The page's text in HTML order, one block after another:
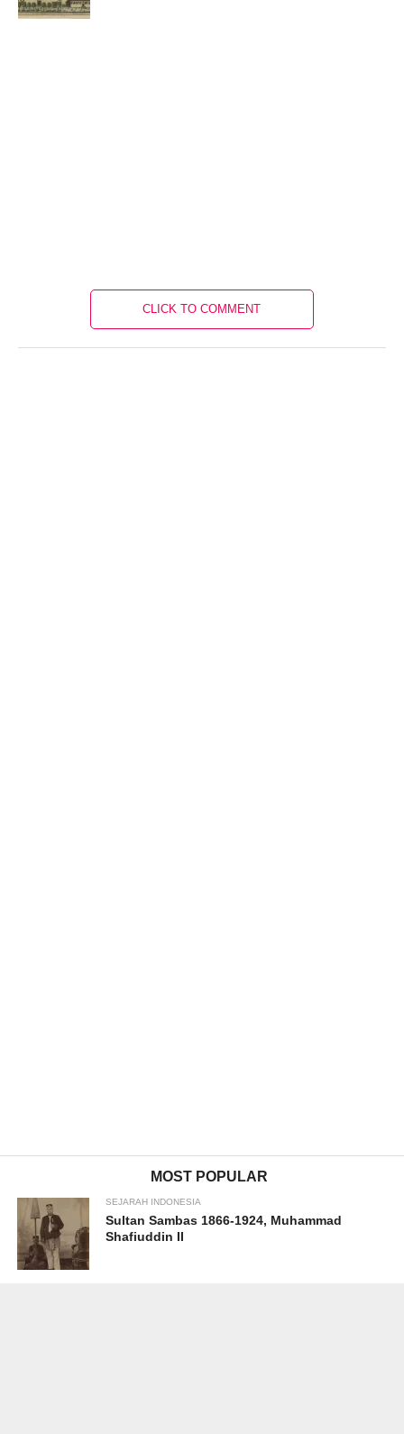
CLICK TO COMMENT
MOST POPULAR
SEJARAH INDONESIA
Sultan Sambas 1866-1924, Muhammad
Shafiuddin II